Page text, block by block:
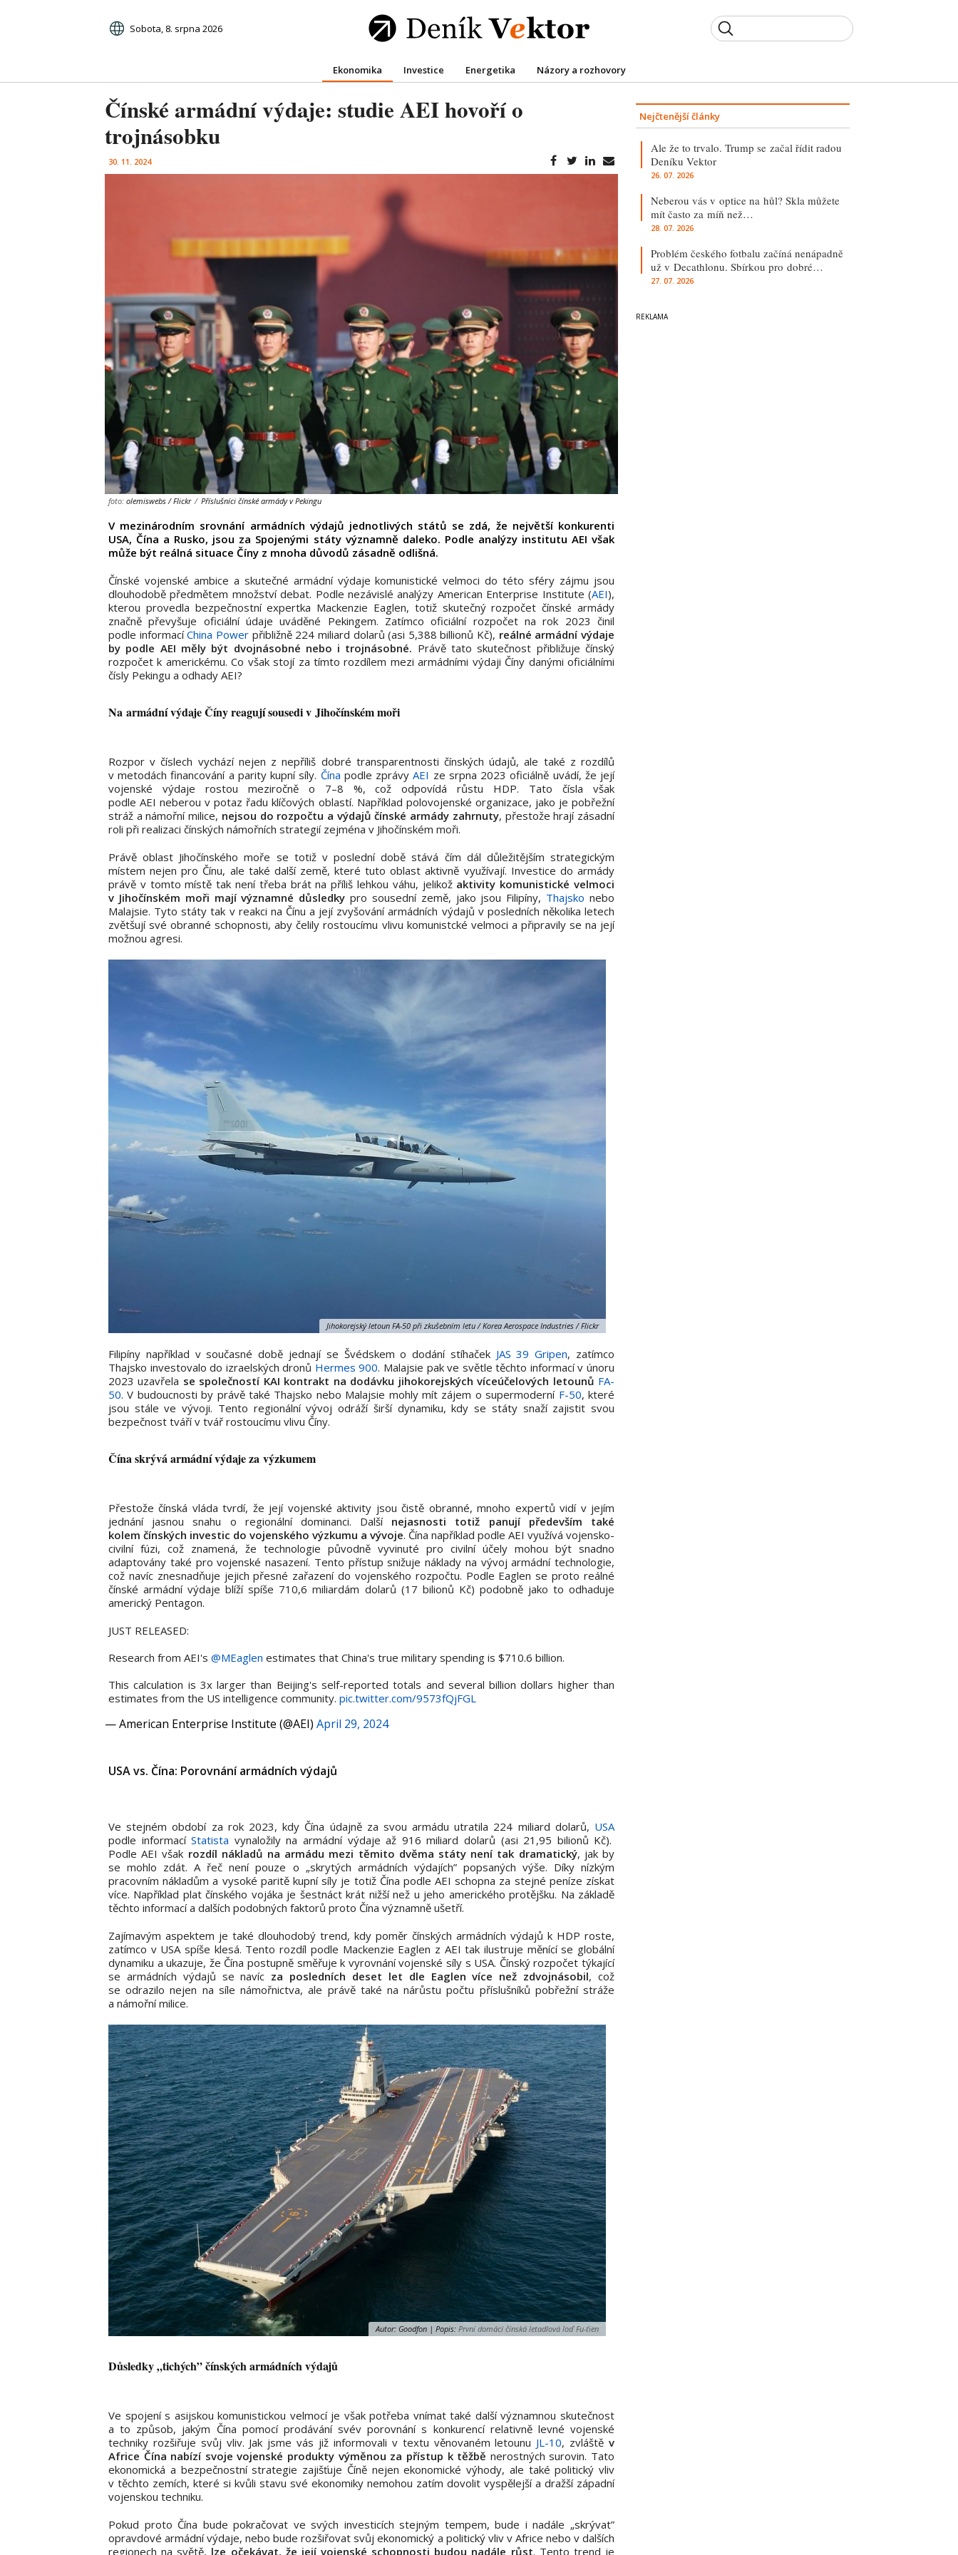
Sobota, 8. srpna 2026
Ekonomika Investice Energetika Názory a rozhovory
Čínské armádní výdaje: studie AEI hovoří o
trojnásobku
30. 11. 2024
foto: olemiswebs / Flickr / Příslušníci čínské armády v Pekingu
V mezinárodním srovnání armádních výdajů jednotlivých států se zdá, že největší konkurenti
USA, Čína a Rusko, jsou za Spojenými státy významně daleko. Podle analýzy institutu AEI však
může být reálná situace Číny z mnoha důvodů zásadně odlišná.
Čínské vojenské ambice a skutečné armádní výdaje komunistické velmoci do této sféry zájmu jsou
dlouhodobě předmětem množství debat. Podle nezávislé analýzy American Enterprise Institute (AEI),
kterou provedla bezpečnostní expertka Mackenzie Eaglen, totiž skutečný rozpočet čínské armády
značně převyšuje oficiální údaje uváděné Pekingem. Zatímco oficiální rozpočet na rok 2023 činil
podle informacíChina Powerpřibližně 224 miliard dolarů (asi 5,388 billionů Kč), reálné armádní výdaje
by podle AEI měly být dvojnásobné nebo i trojnásobné. Právě tato skutečnost přibližuje čínský
rozpočet k americkému. Co však stojí za tímto rozdílem mezi armádními výdaji Číny danými oficiálními
čísly Pekingu a odhady AEI?
Na armádní výdaje Číny reagují sousedi v Jihočínském moři
Rozpor v číslech vychází nejen z nepříliš dobré transparentnosti čínských údajů, ale také z rozdílů
v metodách financování a parity kupní síly. Čína podle zprávyAEI ze srpna 2023 oficiálně uvádí, že její
vojenské výdaje rostou meziročně o 7–8 %, což odpovídá růstu HDP. Tato čísla však
podle AEI neberou v potaz řadu klíčových oblastí. Například polovojenské organizace, jako je pobřežní
stráž a námořní milice, nejsou do rozpočtu a výdajů čínské armády zahrnuty, přestože hrají zásadní
roli při realizaci čínských námořních strategií zejména v Jihočínském moři.
Právě oblast Jihočínského moře se totiž v poslední době stává čím dál důležitějším strategickým
místem nejen pro Čínu, ale také další země, které tuto oblast aktivně využívají. Investice do armády
právě v tomto místě tak není třeba brát na příliš lehkou váhu, jelikož aktivity komunistické velmoci
v Jihočínském moři mají významné důsledky pro sousední země, jako jsou Filipíny, Thajsko nebo
Malajsie. Tyto státy tak v reakci na Čínu a její zvyšování armádních výdajů v posledních několika letech
zvětšují své obranné schopnosti, aby čelily rostoucímu vlivu komunistcké velmoci a připravily se na její
možnou agresi.
Jihokorejský letoun FA-50 při zkušebním letu / Korea Aerospace Industries / Flickr
Filipíny například v současné době jednají se Švédskem o dodání stíhaček JAS 39 Gripen, zatímco
Thajsko investovalo do izraelských dronů Hermes 900. Malajsie pak ve světle těchto informací v únoru
2023 uzavřela se společností KAI kontrakt na dodávku jihokorejských víceúčelových letounů FA-
50. V budoucnosti by právě také Thajsko nebo Malajsie mohly mít zájem o supermoderní F-50, které
jsou stále ve vývoji. Tento regionální vývoj odráží širší dynamiku, kdy se státy snaží zajistit svou
bezpečnost tváří v tvář rostoucímu vlivu Číny.
Čína skrývá armádní výdaje za výzkumem
Přestože čínská vláda tvrdí, že její vojenské aktivity jsou čistě obranné, mnoho expertů vidí v jejím
jednání jasnou snahu o regionální dominanci. Další nejasnosti totiž panují především také
kolem čínských investic do vojenského výzkumu a vývoje. Čína například podle AEI využívá vojensko-
civilní fúzi, což znamená, že technologie původně vyvinuté pro civilní účely mohou být snadno
adaptovány také pro vojenské nasazení. Tento přístup snižuje náklady na vývoj armádní technologie,
což navíc znesnadňuje jejich přesné zařazení do vojenského rozpočtu. Podle Eaglen se proto reálné
čínské armádní výdaje blíží spíše 710,6 miliardám dolarů (17 bilionů Kč) podobně jako to odhaduje
americký Pentagon.
JUST RELEASED:
Research from AEI's @MEaglen estimates that China's true military spending is $710.6 billion.
This calculation is 3x larger than Beijing's self-reported totals and several billion dollars higher than
estimates from the US intelligence community. pic.twitter.com/9573fQjFGL
— American Enterprise Institute (@AEI) April 29, 2024
USA vs. Čína: Porovnání armádních výdajů
Ve stejném období za rok 2023, kdy Čína údajně za svou armádu utratila 224 miliard dolarů, USA
podle informacíStatista vynaložily na armádní výdaje až 916 miliard dolarů (asi 21,95 bilionů Kč).
Podle AEI však rozdíl nákladů na armádu mezi těmito dvěma státy není tak dramatický, jak by
se mohlo zdát. A řeč není pouze o „skrytých armádních výdajích” popsaných výše. Díky nízkým
pracovním nákladům a vysoké paritě kupní síly je totiž Čína podle AEI schopna za stejné peníze získat
více. Například plat čínského vojáka je šestnáct krát nižší než u jeho amerického protějšku. Na základě
těchto informací a dalších podobných faktorů proto Čína významně ušetří.
Zajímavým aspektem je také dlouhodobý trend, kdy poměr čínských armádních výdajů k HDP roste,
zatímco v USA spíše klesá. Tento rozdíl podle Mackenzie Eaglen z AEI tak ilustruje měnící se globální
dynamiku a ukazuje, že Čína postupně směřuje k vyrovnání vojenské síly s USA. Čínský rozpočet týkající
se armádních výdajů se navíc za posledních deset let dle Eaglen více než zdvojnásobil, což
se odrazilo nejen na síle námořnictva, ale právě také na nárůstu počtu příslušníků pobřežní stráže
a námořní milice.
Autor: Goodfon | Popis: První domácí čínská letadlová loď Fu-ťien
Důsledky „tichých” čínských armádních výdajů
Ve spojení s asijskou komunistickou velmocí je však potřeba vnímat také další významnou skutečnost
a to způsob, jakým Čína pomocí prodávání svév porovnání s konkurencí relativně levné vojenské
techniky rozšiřuje svůj vliv. Jak jsme vás již informovali v textu věnovaném letounu JL-10, zvláštěv
Africe Čína nabízí svoje vojenské produkty výměnou za přístup k těžbě nerostných surovin. Tato
ekonomická a bezpečnostní strategie zajišťuje Číně nejen ekonomické výhody, ale také politický vliv
v těchto zemích, které si kvůli stavu své ekonomiky nemohou zatím dovolit vyspělejší a dražší západní
vojenskou techniku.
Pokud proto Čína bude pokračovat ve svých investicích stejným tempem, bude i nadále „skrývat”
opravdové armádní výdaje, nebo bude rozšiřovat svůj ekonomický a politický vliv v Africe nebo v dalších
regionech na světě, lze očekávat, že její vojenské schopnosti budou nadále růst. Tento trend je
Nejčtenější články
Ale že to trvalo. Trump se začal řídit radou
Deníku Vektor
26. 07. 2026
Neberou vás v optice na hůl? Skla můžete
mít často za míň než…
28. 07. 2026
Problém českého fotbalu začíná nenápadně
už v Decathlonu. Sbírkou pro dobré…
27. 07. 2026